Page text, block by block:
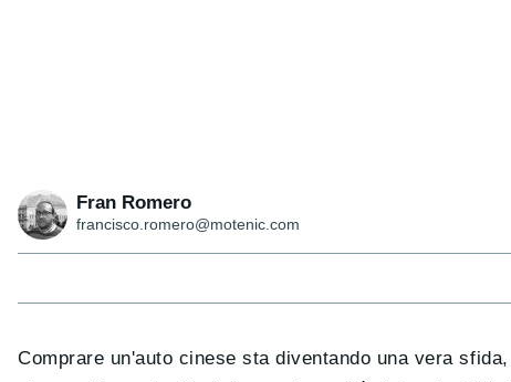
Fran Romero
francisco.romero@motenic.com
Comprare un'auto cinese sta diventando una vera